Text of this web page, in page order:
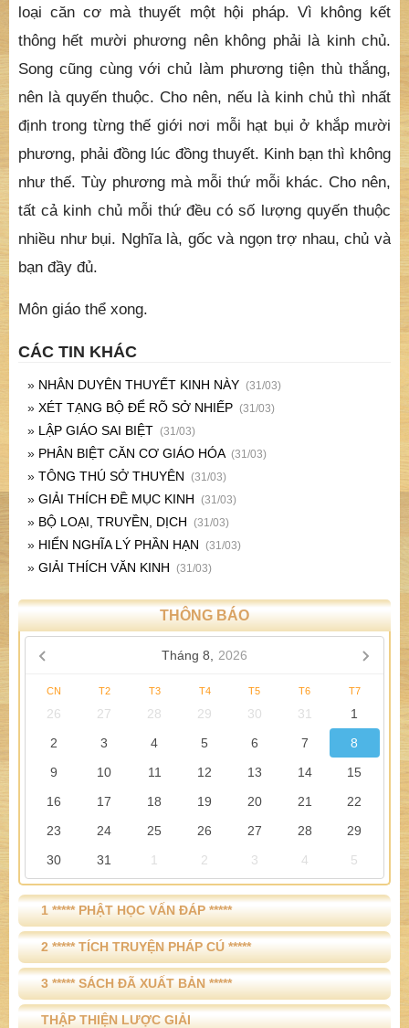
loại căn cơ mà thuyết một hội pháp. Vì không kết
thông hết mười phương nên không phải là kinh chủ.
Song cũng cùng với chủ làm phương tiện thù thắng,
nên là quyến thuộc. Cho nên, nếu là kinh chủ thì nhất
định trong từng thế giới nơi mỗi hạt bụi ở khắp mười
phương, phải đồng lúc đồng thuyết. Kinh bạn thì không
như thế. Tùy phương mà mỗi thứ mỗi khác. Cho nên,
tất cả kinh chủ mỗi thứ đều có số lượng quyến thuộc
nhiều như bụi. Nghĩa là, gốc và ngọn trợ nhau, chủ và
bạn đầy đủ.
Môn giáo thể xong.
CÁC TIN KHÁC
» NHÂN DUYÊN THUYẾT KINH NÀY (31/03)
» XÉT TẠNG BỘ ĐỂ RÕ SỞ NHIẾP (31/03)
» LẬP GIÁO SAI BIỆT (31/03)
» PHÂN BIỆT CĂN CƠ GIÁO HÓA (31/03)
» TÔNG THÚ SỞ THUYÊN (31/03)
» GIẢI THÍCH ĐỀ MỤC KINH (31/03)
» BỘ LOẠI, TRUYỀN, DỊCH (31/03)
» HIỂN NGHĨA LÝ PHẦN HẠN (31/03)
» GIẢI THÍCH VĂN KINH (31/03)
THÔNG BÁO
Tháng 8, 2026
CN T2 T3 T4 T5 T6 T7
26 27 28 29 30 31
1
2
3 4 5 6 7
8
9
10 11 12 13 14
15
16
17 18 19 20 21
22
23
24 25 26 27 28
29
30
31 1 2 3 4 5
1 ***** PHẬT HỌC VẤN ĐÁP *****
2 ***** TÍCH TRUYỆN PHÁP CÚ *****
3 ***** SÁCH ĐÃ XUẤT BẢN *****
THẬP THIỆN LƯỢC GIẢI